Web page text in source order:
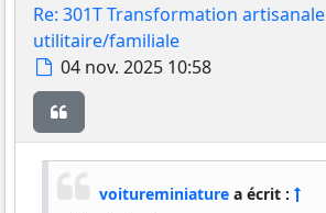
Re: 301T Transformation artisanale
utilitaire/familiale
Message
04 nov. 2025 10:58
voitureminiature a écrit :